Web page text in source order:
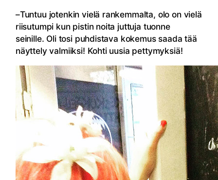
–Tuntuu jotenkin vielä rankemmalta, olo on vielä
riisutumpi kun pistin noita juttuja tuonne
seinille. Oli tosi puhdistava kokemus saada tää
näyttely valmiiksi! Kohti uusia pettymyksiä!